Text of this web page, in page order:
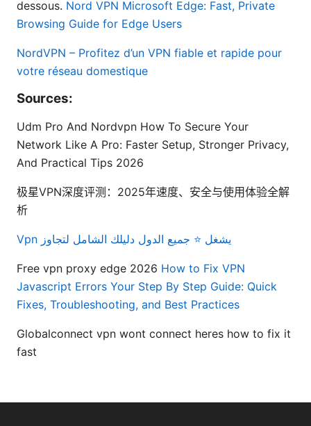
dessous. Nord VPN Microsoft Edge: Fast, Private
Browsing Guide for Edge Users
NordVPN – Profitez d’un VPN fiable et rapide pour
votre réseau domestique
Sources:
Udm Pro And Nordvpn How To Secure Your
Network Like A Pro: Faster Setup, Stronger Privacy,
And Practical Tips 2026
极星VPN深度评测：2025年速度、安全与使用体验全解
析
Vpn يشغل ⭐ جميع الدول دليلك الشامل لتجاوز
Free vpn proxy edge 2026 How to Fix VPN
Javascript Errors Your Step By Step Guide: Quick
Fixes, Troubleshooting, and Best Practices
Globalconnect vpn wont connect heres how to fix it
fast